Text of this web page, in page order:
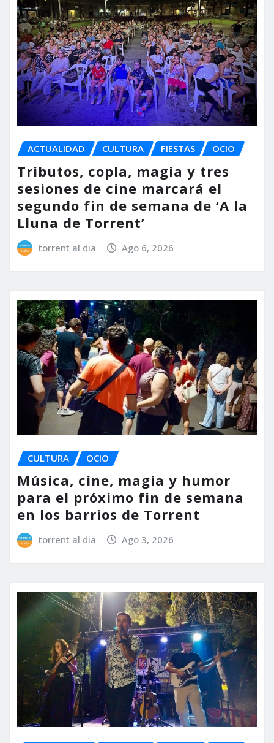
ACTUALIDAD CULTURA FIESTAS OCIO
Tributos, copla, magia y tres
sesiones de cine marcará el
segundo fin de semana de ‘A la
Lluna de Torrent’
torrent al dia Ago 6, 2026
CULTURA OCIO
Música, cine, magia y humor
para el próximo fin de semana
en los barrios de Torrent
torrent al dia Ago 3, 2026